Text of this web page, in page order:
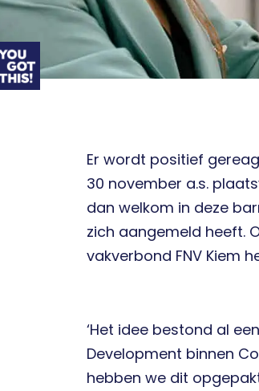
Er wordt positief
30 november a.s.
dan welkom in deze
zich aangemeld heeft.
vakverbond FNV Kiem
‘Het idee bestond al
Development binnen
hebben we dit